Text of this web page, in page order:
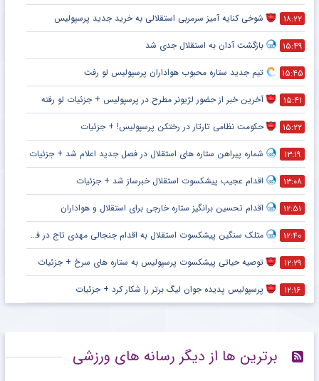
۱۸:۲۲ شوخی کنایه آمیز سرمربی استقلالی به خرید جدید پرسپولیس
۱۵:۴۹ بازگشت آدان به استقلال جدی شد
۱۵:۴۵ تیم جدید ستاره محبوب هواداران پرسپولیس لو رفت
۱۵:۴۱ آخرین خبر از حضور لژیونر مطرح در پرسپولیس + جزئیات لو رفته
۱۵:۲۲ حکومت نظامی تارتار در رختکن پرسپولیس! + جزئیات
۱۳:۱۹ شماره پیراهن ستاره های استقلال در فصل جدید اعلام شد + جزئیات
۱۳:۰۸ اقدام عجیب پیشکسوت استقلال خبرساز شد + جزئیات
۱۲:۵۱ اقدام تحسین برانگیز ستاره خارجی برای استقلال و هواداران
۱۲:۴۰ متلک سنگین پیشکسوت استقلال به اقدام جنجالی مهدی تاج در فدراسیون فوتبال
۱۲:۲۹ توصیه حیاتی پیشکسوت پرسپولیس به ستاره های سرخ + جزئیات
۱۲:۱۶ پرسپولیس پدیده جوان لیگ برتر را شکار کرد + جزئیات
برترین ها از دیگر رسانه های ورزشی